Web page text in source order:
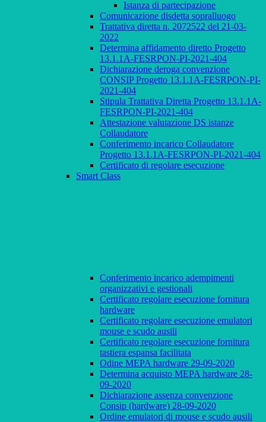
Istanza di partecipazione
Comunicazione disdetta sopralluogo
Trattativa diretta n. 2072522 del 21-03-
2022
Determina affidamento diretto Progetto
13.1.1A-FESRPON-PI-2021-404
Dichiarazione deroga convenzione
CONSIP Progetto 13.1.1A-FESRPON-PI-
2021-404
Stipula Trattativa Diretta Progetto 13.1.1A-
FESRPON-PI-2021-404
Attestazione valutazione DS istanze
Collaudatore
Conferimento incarico Collaudatore
Progetto 13.1.1A-FESRPON-PI-2021-404
Certificato di regolare esecuzione
Smart Class
Conferimento incarico adempimenti
organizzativi e gestionali
Certificato regolare esecuzione fornitura
hardware
Certificato regolare esecuzione emulatori
mouse e scudo ausili
Certificato regolare esecuzione fornitura
tastiera espansa facilitata
Odine MEPA hardware 29-09-2020
Determina acquisto MEPA hardware 28-
09-2020
Dichiarazione assenza convenzione
Consip (hardware) 28-09-2020
Ordine emulatori di mouse e scudo ausili